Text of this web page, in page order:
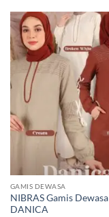
GAMIS DEWASA
NIBRAS Gamis Dewasa
DANICA